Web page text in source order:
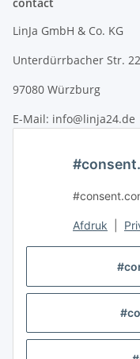
Afdruk
LinJa GmbH & Co. KG
Unterdürrbacher Str.
97080 Würzburg
E-Mail: info@linja24.de
Wettelijke Informatie
*